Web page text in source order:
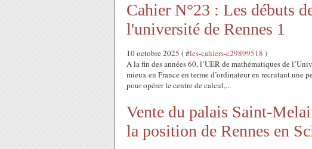
Cahier N°23 : Les débuts
l'université de Rennes 1
10 octobre 2025 ( #les-cahiers-c29899518 )
A la fin des années 60, l’UER de mathématiques de
mieux en France en terme d’ordinateur en recrutant une
pour opérer le centre de calcul,...
Vente du palais Saint-
la position de Rennes en